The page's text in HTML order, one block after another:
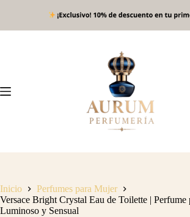
Inicio
Perfumes para Mujer
Versace Bright Crystal Eau de Toilette | Perfume
Luminoso y Sensual